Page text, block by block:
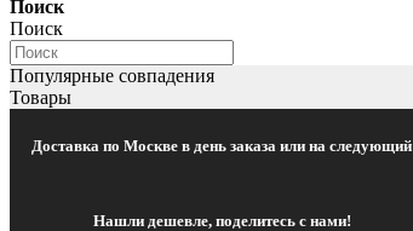
Поиск
Поиск
Популярные совпадения
Товары
Доставка по Москве в день заказа или на следующий
Нашли дешевле, поделитесь с нами!